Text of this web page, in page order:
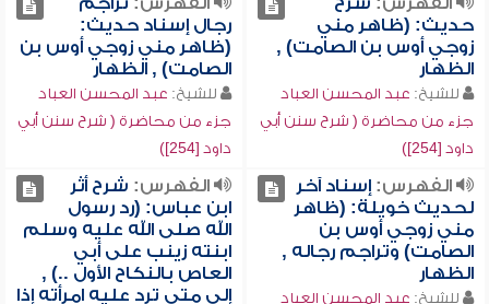
حديث: (ظاهر مني
زوجي أوس بن الصامت) ,
الظهار
للشيخ: عبد المحسن العباد
جزء من محاضرة ( شرح سنن أبي
داود [254])
رجال إسناد حديث:
(ظاهر مني زوجي أوس بن
الصامت) , الظهار
للشيخ: عبد المحسن العباد
جزء من محاضرة ( شرح سنن أبي
داود [254])
الفهرس:إسناد آخر
لحديث خويلة: (ظاهر
مني زوجي أوس بن
الصامت) وتراجم رجاله ,
الظهار
للشيخ: عبد المحسن العباد
الفهرس: شرح أثر
ابن عباس: (رد رسول
الله صلى الله عليه وسلم
ابنته زينب على أبي
العاص بالنكاح الأول ..) ,
إلى متى ترد عليه امرأته إذا